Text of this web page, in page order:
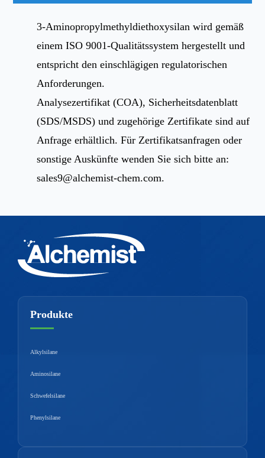
3-Aminopropylmethyldiethoxysilan wird gemäß
einem ISO 9001-Qualitätssystem hergestellt und
entspricht den einschlägigen regulatorischen
Anforderungen.
Analysezertifikat (COA), Sicherheitsdatenblatt
(SDS/MSDS) und zugehörige Zertifikate sind auf
Anfrage erhältlich. Für Zertifikatsanfragen oder
sonstige Auskünfte wenden Sie sich bitte an:
sales9@alchemist-chem.com.
Produkte
Alkylsilane
Aminosilane
Schwefelsilane
Phenylsilane